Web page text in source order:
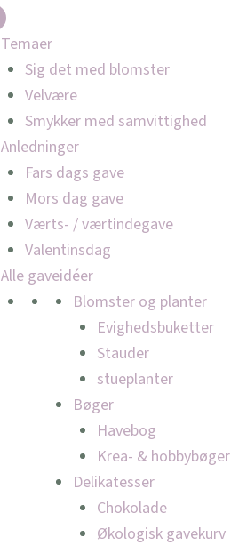
Temaer
Sig det med blomster
Velvære
Smykker med samvittighed
Anledninger
Fars dags gave
Mors dag gave
Værts- / værtindegave
Valentinsdag
Alle gaveidéer
Blomster og planter
Evighedsbuketter
Stauder
stueplanter
Bøger
Havebog
Krea- & hobbybøger
Delikatesser
Chokolade
Økologisk gavekurv